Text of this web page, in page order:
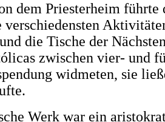
dem Priesterheim
verschiedensten
die Tische der
zwischen vier- und
widmeten, sie
Werk war ein